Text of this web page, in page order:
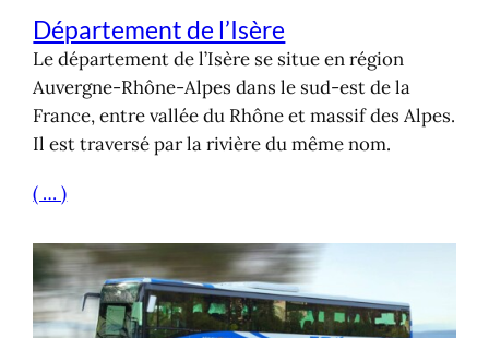
Département de l’Isère
Le département de l’Isère se situe en région
Auvergne-Rhône-Alpes dans le sud-est de la
France, entre vallée du Rhône et massif des Alpes.
Il est traversé par la rivière du même nom.
( … )